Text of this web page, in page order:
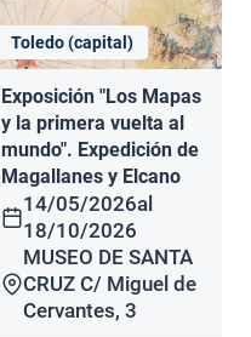
Toledo (capital)
Exposición "Los Mapas
y la primera vuelta al
mundo". Expedición de
Magallanes y Elcano
14/05/2026al
18/10/2026
MUSEO DE SANTA
CRUZ C/ Miguel de
Cervantes, 3